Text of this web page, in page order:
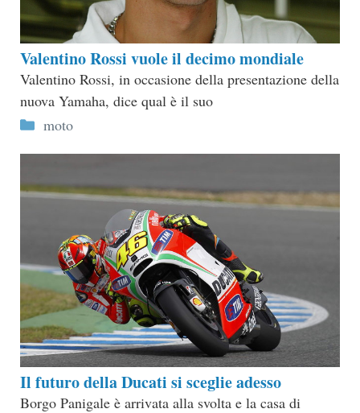
Valentino Rossi vuole il decimo mondiale
Valentino Rossi, in occasione della presentazione della
nuova Yamaha, dice qual è il suo
Categorie
moto
Il futuro della Ducati si sceglie adesso
Borgo Panigale è arrivata alla svolta e la casa di